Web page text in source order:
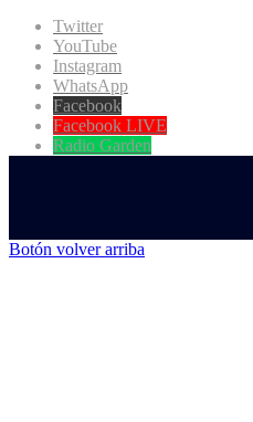
Twitter
YouTube
Instagram
WhatsApp
Facebook
Facebook LIVE
Radio Garden
Botón volver arriba